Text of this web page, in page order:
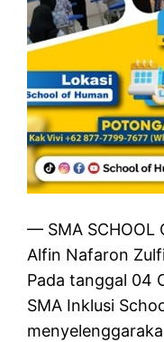
— SMA SCHOOL
Alfin Nafaron
Pada tanggal 04
SMA Inklusi